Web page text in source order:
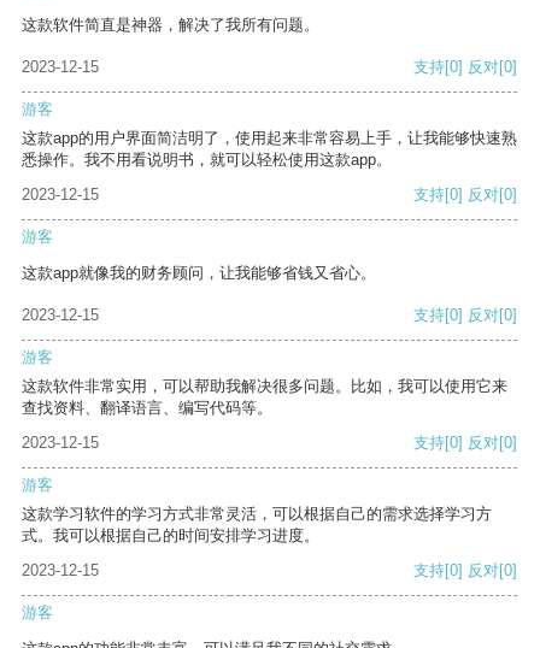
这款软件简直是神器，解决了我所有问题。
2023-12-15 支持[0] 反对[0]
游客
这款app的用户界面简洁明了，使用起来非常容易上手，让我能够快速熟
悉操作。我不用看说明书，就可以轻松使用这款app。
2023-12-15
支持[0] 反对[0]
游客
这款app就像我的财务顾问，让我能够省钱又省心。
2023-12-15 支持[0] 反对[0]
游客
这款软件非常实用，可以帮助我解决很多问题。比如，我可以使用它来
查找资料、翻译语言、编写代码等。
2023-12-15
支持[0] 反对[0]
游客
这款学习软件的学习方式非常灵活，可以根据自己的需求选择学习方
式。我可以根据自己的时间安排学习进度。
2023-12-15
支持[0] 反对[0]
游客